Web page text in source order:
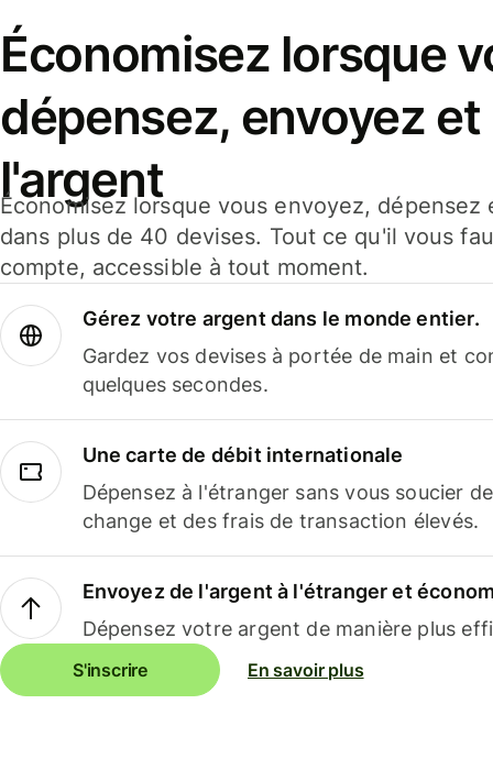
Économisez lorsque
dépensez, envoyez
l'argent
Économisez lorsque vous envoyez,
dans plus de 40 devises. Tout ce qu'il vous
compte, accessible à tout moment.
Gérez votre argent dans le monde entier.
Gardez vos devises à portée de main et
quelques secondes.
Une carte de débit internationale
Dépensez à l'étranger sans vous soucier
change et des frais de transaction élevés.
Envoyez de l'argent à l'étranger et
Dépensez votre argent de manière plus
S'inscrire En savoir plus